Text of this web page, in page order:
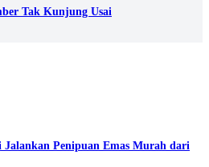
Tak Kunjung Usai
Penipuan Emas Murah dari